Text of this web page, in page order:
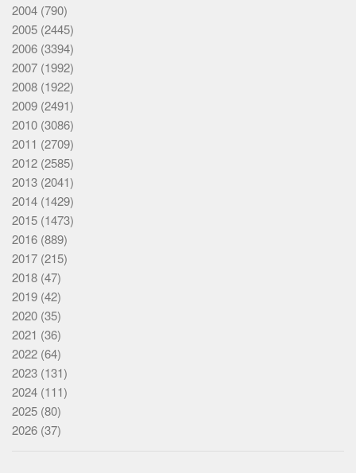
2004 (790)
2005 (2445)
2006 (3394)
2007 (1992)
2008 (1922)
2009 (2491)
2010 (3086)
2011 (2709)
2012 (2585)
2013 (2041)
2014 (1429)
2015 (1473)
2016 (889)
2017 (215)
2018 (47)
2019 (42)
2020 (35)
2021 (36)
2022 (64)
2023 (131)
2024 (111)
2025 (80)
2026 (37)